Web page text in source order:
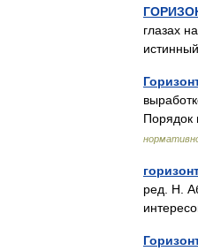
глазах
Порядок
ред. Н.